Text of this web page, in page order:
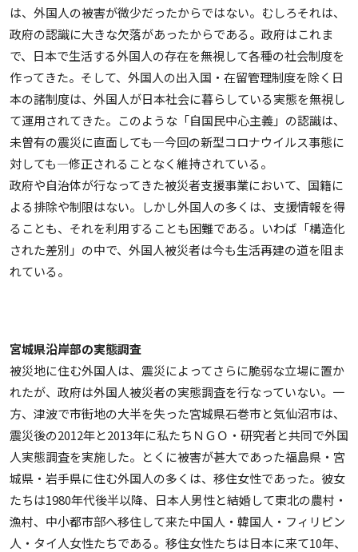
は、外国人の被害が微少だったからではない。むしろそれは、
政府の認識に大きな欠落があったからである。政府はこれま
で、日本で生活する外国人の存在を無視して各種の社会制度を
作ってきた。そして、外国人の出入国・在留管理制度を除く日
本の諸制度は、外国人が日本社会に暮らしている実態を無視し
て運用されてきた。このような「自国民中心主義」の認識は、
未曽有の震災に直面しても―今回の新型コロナウイルス事態に
対しても―修正されることなく維持されている。
政府や自治体が行なってきた被災者支援事業において、国籍に
よる排除や制限はない。しかし外国人の多くは、支援情報を得
ることも、それを利用することも困難である。いわば「構造化
された差別」の中で、外国人被災者は今も生活再建の道を阻ま
れている。
宮城県沿岸部の実態調査
被災地に住む外国人は、震災によってさらに脆弱な立場に置か
れたが、政府は外国人被災者の実態調査を行なっていない。一
方、津波で市街地の大半を失った宮城県石巻市と気仙沼市は、
震災後の2012年と2013年に私たちＮＧＯ・研究者と共同で外国
人実態調査を実施した。とくに被害が甚大であった福島県・宮
城県・岩手県に住む外国人の多くは、移住女性であった。彼女
たちは1980年代後半以降、日本人男性と結婚して東北の農村・
漁村、中小都市部へ移住して来た中国人・韓国人・フィリピン
人・タイ人女性たちである。移住女性たちは日本に来て10年、